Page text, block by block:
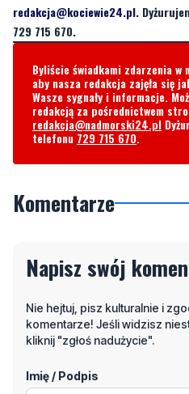
Byliście świadkami zdarzenia w
aby nasza redakcja zajęła się
Wasze sygnały i informacje.
redakcja@nadmorski24.pl
telefonu729 715 670.
Komentarze
Napisz swój
komentarze! Jeśli widzisz
kliknij "zgłoś nadużycie".
Imię / Podpis
Odpowiedz